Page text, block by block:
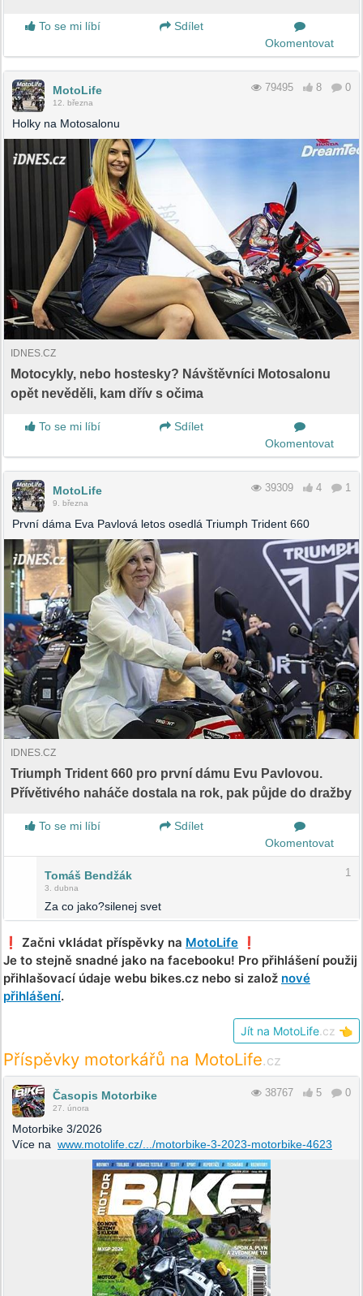
To se mi líbí
Sdílet
Okomentovat
MotoLife
12. března
79495 8 0
Holky na Motosalonu
IDNES.CZ
Motocykly, nebo hostesky? Návštěvníci Motosalonu
opět nevěděli, kam dřív s očima
To se mi líbí
Sdílet
Okomentovat
MotoLife
9. března
39309 4 1
První dáma Eva Pavlová letos osedlá Triumph Trident 660
IDNES.CZ
Triumph Trident 660 pro první dámu Evu Pavlovou.
Přívětivého naháče dostala na rok, pak půjde do dražby
To se mi líbí
Sdílet
Okomentovat
Tomáš Bendžák
3. dubna
1
Za co jako?silenej svet
❗️ Začni vkládat příspěvky na MotoLife ❗️
Je to stejně snadné jako na facebooku! Pro přihlášení použij
přihlašovací údaje webu bikes.cz nebo si založ nové
přihlášení.
Jít na MotoLife .cz 👈
Příspěvky motorkářů na MotoLife.cz
Časopis Motorbike
27. února
38767 5 0
Motorbike 3/2026
Více na www.motolife.cz/.../motorbike-3-2023-motorbike-4623